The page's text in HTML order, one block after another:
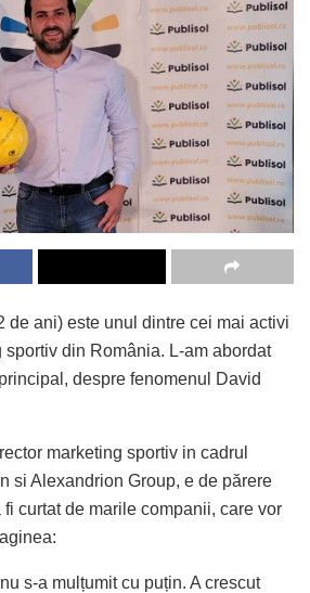
de ani) este unul dintre cei mai activi
din România. L-am abordat
despre fenomenul David
marketing sportiv in cadrul
si Alexandrion Group, e de părere
curtat de marile companii, care vor
s-a mulțumit cu puțin. A crescut